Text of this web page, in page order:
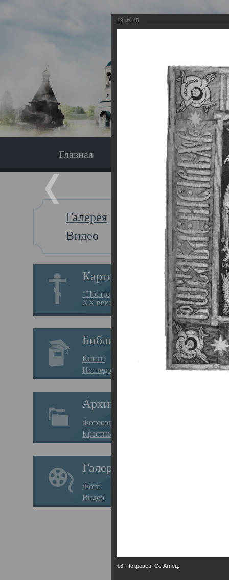
Главная Экскурсия
Галерея
Видео
Картотека
“Пострадавшие за веру в
XX веке на Севере”
Библиотека
Книги
Исследования
Архив
Фотокопии дел
Крестные ходы
Галерея
Фото
Видео
Главная
19 из 45
16. Покровец. Се Агнец.